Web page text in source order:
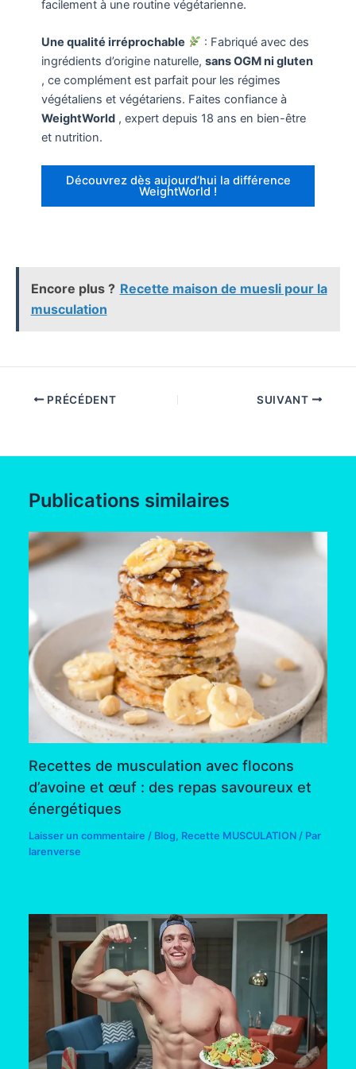
facilement à une routine végétarienne.
Une qualité irréprochable
: Fabriqué avec des
ingrédients d’origine naturelle, sans OGM ni gluten
, ce complément est parfait pour les régimes
végétaliens et végétariens. Faites confiance à
WeightWorld, expert depuis 18 ans en bien-être
et nutrition.
Découvrez dès aujourd’hui la différence
WeightWorld !
Encore plus ? Recette maison de muesli pour la
musculation
PRÉCÉDENT SUIVANT
Publications similaires
Recettes de musculation avec flocons
d’avoine et œuf : des repas savoureux et
énergétiques
Laisser un commentaire / Blog Recette MUSCULATION / Par
larenverse